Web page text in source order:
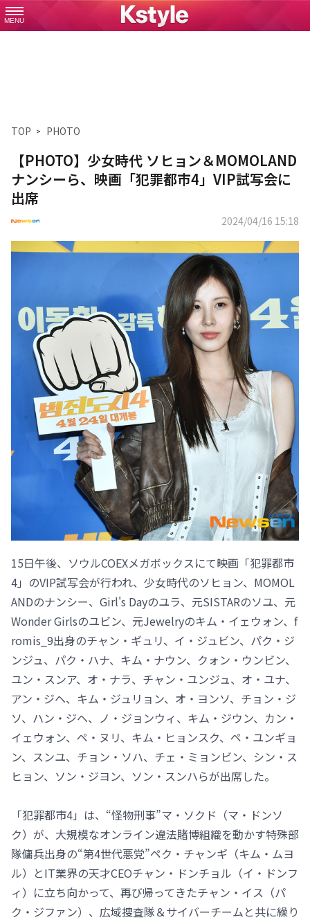
MENU
TOP PHOTO
【PHOTO】少女時代 ソヒョン＆MOMOLAND
ナンシーら、映画「犯罪都市4」VIP試写会に
出席
2024/04/16 15:18
15日午後、ソウルCOEXメガボックスにて映画「犯罪都市
4」のVIP試写会が行われ、少女時代のソヒョン、MOMOL
ANDのナンシー、Girl's Dayのユラ、元SISTARのソユ、元
Wonder Girlsのユビン、元Jewelryのキム・イェウォン、f
romis_9出身のチャン・ギュリ、イ・ジュビン、パク・ジ
ンジュ、パク・ハナ、キム・ナウン、クォン・ウンビン、
ユン・スンア、オ・ナラ、チャン・ユンジュ、オ・ユナ、
アン・ジヘ、キム・ジュリョン、オ・ヨンソ、チョン・ジ
ソ、ハン・ジヘ、ノ・ジョンウィ、キム・ジウン、カン・
イェウォン、ペ・ヌリ、キム・ヒョンスク、ペ・ユンギョ
ン、スンユ、チョン・ソハ、チェ・ミョンビン、シン・ス
ヒョン、ソン・ジヨン、ソン・スンハらが出席した。
「犯罪都市4」は、“怪物刑事”マ・ソクド（マ・ドンソ
ク）が、大規模なオンライン違法賭博組織を動かす特殊部
隊傭兵出身の“第4世代悪党”ペク・チャンギ（キム・ムヨ
ル）とIT業界の天才CEOチャン・ドンチョル（イ・ドンフ
ィ）に立ち向かって、再び帰ってきたチャン・イス（パ
ク・ジファン）、広域捜査隊＆サイバーチームと共に繰り